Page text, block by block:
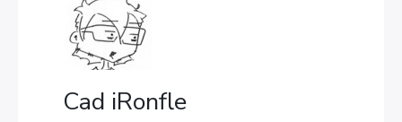
Cad iRonfle